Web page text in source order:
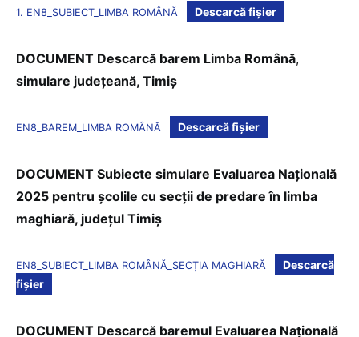
1. EN8_SUBIECT_LIMBA ROMÂNĂ Descarcă fișier
DOCUMENT Descarcă barem Limba Română,
simulare județeană, Timiș
EN8_BAREM_LIMBA ROMÂNĂ Descarcă fișier
DOCUMENT Subiecte simulare Evaluarea Națională
2025 pentru școlile cu secții de predare în limba
maghiară, județul Timiș
EN8_SUBIECT_LIMBA ROMÂNĂ_SECȚIA MAGHIARĂ
Descarcă
fișier
DOCUMENT Descarcă baremul Evaluarea Națională